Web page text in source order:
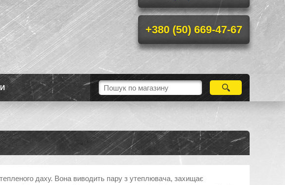
+380 (50) 669-47-67
даху. Вона виводить пару з утеплювача, захищає